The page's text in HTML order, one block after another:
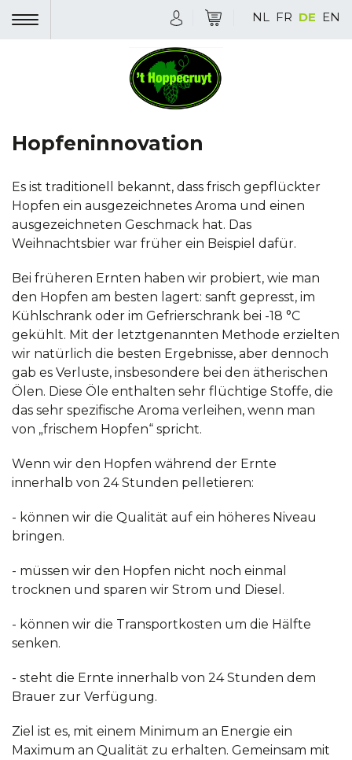
NL FR DE EN
Hopfeninnovation
Es ist traditionell bekannt, dass frisch gepflückter
Hopfen ein ausgezeichnetes Aroma und einen
ausgezeichneten Geschmack hat. Das
Weihnachtsbier war früher ein Beispiel dafür.
Bei früheren Ernten haben wir probiert, wie man
den Hopfen am besten lagert: sanft gepresst, im
Kühlschrank oder im Gefrierschrank bei -18 °C
gekühlt. Mit der letztgenannten Methode erzielten
wir natürlich die besten Ergebnisse, aber dennoch
gab es Verluste, insbesondere bei den ätherischen
Ölen. Diese Öle enthalten sehr flüchtige Stoffe, die
das sehr spezifische Aroma verleihen, wenn man
von „frischem Hopfen“ spricht.
Wenn wir den Hopfen während der Ernte
innerhalb von 24 Stunden pelletieren:
- können wir die Qualität auf ein höheres Niveau
bringen.
- müssen wir den Hopfen nicht noch einmal
trocknen und sparen wir Strom und Diesel.
- können wir die Transportkosten um die Hälfte
senken.
- steht die Ernte innerhalb von 24 Stunden dem
Brauer zur Verfügung.
Ziel ist es, mit einem Minimum an Energie ein
Maximum an Qualität zu erhalten. Gemeinsam mit